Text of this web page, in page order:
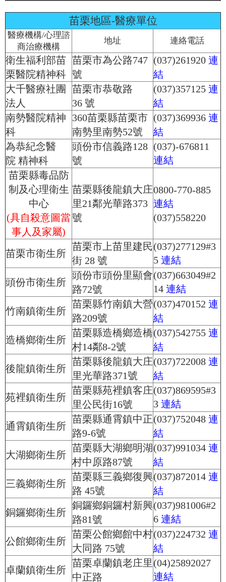
苗栗地區-醫療單位
醫療機構/心理諮
商治療機構
地址 連絡電話
衛生福利部苗
栗醫院精神科
苗栗市為公路747
號
(037)261920 連
結
大千醫療社團
法人
苗栗市恭敬路
36 號
(037)357125 連
結
南勢醫院精神
科
360苗栗縣苗栗市
南勢里南勢52號
(037)369936 連
結
為恭紀念醫
院 精神科
頭份市信義路128
號
(037)-676811
連結
苗栗縣毒品防
制及心理衛生
中心
(具自殺意圖當
事人及家屬)
苗栗縣後龍鎮大庄
里21鄰光華路373
號
0800-770-885
連結
(037)558220
苗栗市衛生所
苗栗市上苗里建民
街 28 號
(037)277129#3
5 連結
頭份市衛生所
頭份市頭份里顯會
路72號
(037)663049#2
14 連結
竹南鎮衛生所
苗栗縣竹南鎮大營
路209號
(037)470152 連
結
造橋鄉衛生所
苗栗縣造橋鄉造橋
村14鄰8-2號
(037)542755 連
結
後龍鎮衛生所
苗栗縣後龍鎮大庄
里光華路371號
(037)722008 連
結
苑裡鎮衛生所
苗栗縣苑裡鎮客庄
里公民街16號
(037)869595#3
3 連結
通霄鎮衛生所
苗栗縣通霄鎮中正
路9-6號
(037)752048 連
結
大湖鄉衛生所
苗栗縣大湖鄉明湖
村中原路87號
(037)991034 連
結
三義鄉衛生所
苗栗縣三義鄉復興
路 45號
(037)872014 連
結
銅鑼鄉衛生所
銅鑼鄉銅鑼村新興
路81號
(037)981006#2
6 連結
公館鄉衛生所
苗栗公館鄉館中村
大同路 75號
(037)224732 連
結
卓蘭鎮衛生所
苗栗卓蘭鎮老庄里
中正路
(04)25892027
連結